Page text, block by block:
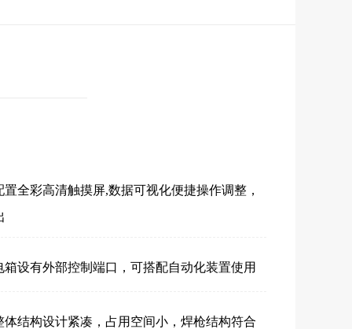
置全彩高清触摸屏,数据可视化便捷操作调整，
箱设有外部控制端口，可搭配自动化装置使用
体结构设计紧凑，占用空间小，焊枪结构符合